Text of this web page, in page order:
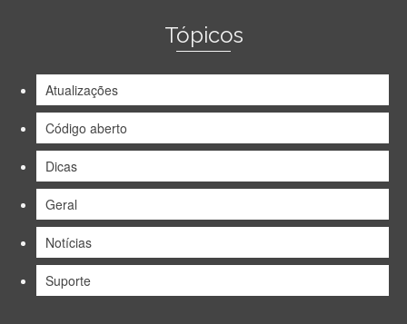
Tópicos
Atualizações
Código aberto
Dicas
Geral
Notícias
Suporte